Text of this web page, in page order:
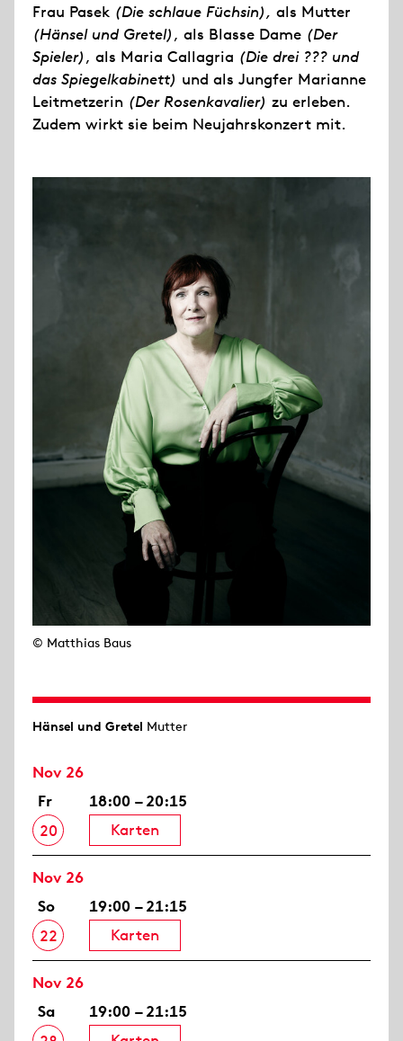
Frau Pasek (Die schlaue Füchsin), als Mutter
(Hänsel und Gretel), als Blasse Dame (Der
Spieler), als Maria Callagria (Die drei ??? und
das Spiegelkabinett) und als Jungfer Marianne
Leitmetzerin (Der Rosenkavalier) zu erleben.
Zudem wirkt sie beim Neujahrskonzert mit.
© Matthias Baus
Hänsel und Gretel Mutter
Nov 26
Fr
20
18:00 – 20:15
Karten
Nov 26
So
22
19:00 – 21:15
Karten
Nov 26
Sa
19:00 – 21:15